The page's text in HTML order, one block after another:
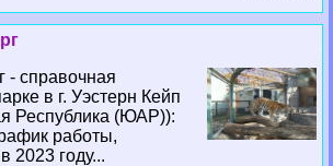
- справочная
в г. Уэстерн Кейп
Республика (ЮАР)):
работы,
2023 году...